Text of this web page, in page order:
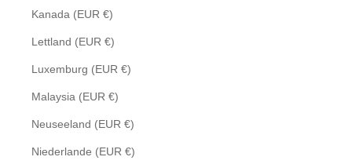
Kanada (EUR €)
Lettland (EUR €)
Luxemburg (EUR €)
Malaysia (EUR €)
Neuseeland (EUR €)
Niederlande (EUR €)